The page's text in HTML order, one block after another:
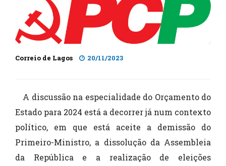
Correio de Lagos 20/11/2023
A discussão na especialidade do Orçamento do
Estado para 2024 está a decorrer já num contexto
político, em que está aceite a demissão do
Primeiro-Ministro, a dissolução da Assembleia
da República e a realização de eleições